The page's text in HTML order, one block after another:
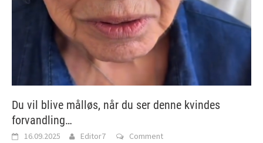
Du vil blive målløs, når du ser denne kvindes
forvandling…
16.09.2025 Editor7 Comment